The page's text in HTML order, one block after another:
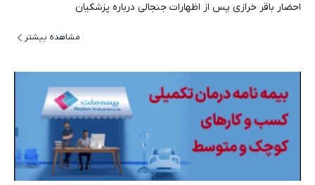
احضار باقر خرازی پس از اظهارات جنجالی درباره پزشکیان
مشاهده بیشتر